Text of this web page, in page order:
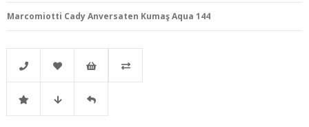
Marcomiotti Cady Anversaten Kumaş Aqua 144
Telefonla Favorilere İstek